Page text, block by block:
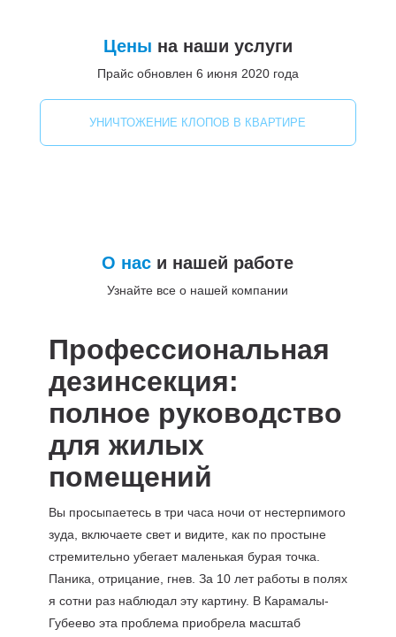
Цены на наши услуги
Прайс обновлен 6 июня 2020 года
УНИЧТОЖЕНИЕ КЛОПОВ В КВАРТИРЕ
О нас и нашей работе
Узнайте все о нашей компании
Профессиональная
дезинсекция:
полное руководство
для жилых
помещений
Вы просыпаетесь в три часа ночи от нестерпимого
зуда, включаете свет и видите, как по простыне
стремительно убегает маленькая бурая точка.
Паника, отрицание, гнев. За 10 лет работы в полях
я сотни раз наблюдал эту картину. В Карамалы-
Губеево эта проблема приобрела масштаб